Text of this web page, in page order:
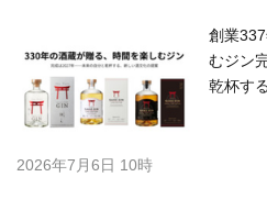
創業
むジン
乾杯す
2026年7月6日 10時